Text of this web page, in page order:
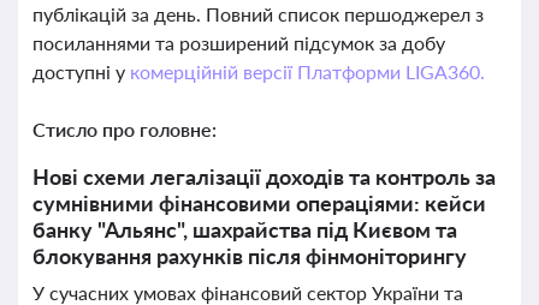
публікацій за день. Повний список першоджерел з
посиланнями та розширений підсумок за добу
доступні у комерційній версії Платформи LIGA360.
Стисло про головне:
Нові схеми легалізації доходів та контроль за
сумнівними фінансовими операціями: кейси
банку "Альянс", шахрайства під Києвом та
блокування рахунків після фінмоніторингу
У сучасних умовах фінансовий сектор України та